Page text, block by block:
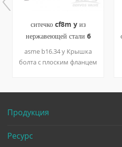
DN250 PN40 DIN Y-
образный сетчатый фильтр
RF 1.0619 EN13709
Y-образный сетчатый
фильтр DN250 PN40
Корпус клапана
10213 1.0619. Он имеет
характеристики Y-типа.
Продукция
Ресурс